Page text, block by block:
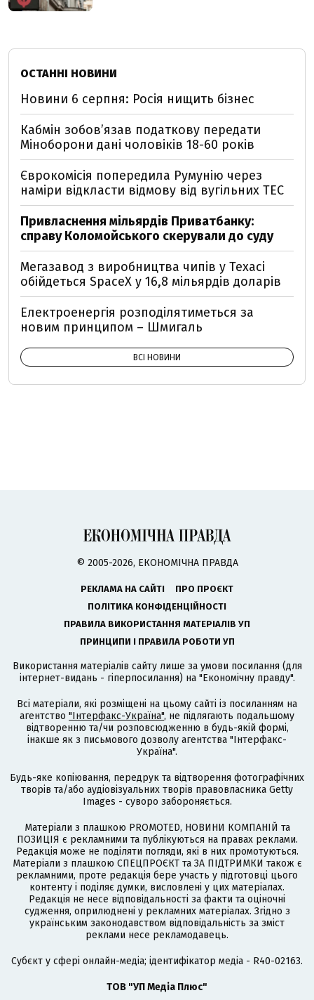
ОСТАННІ НОВИНИ
Новини 6 серпня: Росія нищить бізнес
Кабмін зобовʼязав податкову передати
Міноборони дані чоловіків 18-60 років
Єврокомісія попередила Румунію через
наміри відкласти відмову від вугільних ТЕС
Привласнення мільярдів Приватбанку:
справу Коломойського скерували до суду
Мегазавод з виробництва чипів у Техасі
обійдеться SpaceX у 16,8 мільярдів доларів
Електроенергія розподілятиметься за
новим принципом – Шмигаль
ВСІ НОВИНИ
© 2005-2026, ЕКОНОМІЧНА ПРАВДА
РЕКЛАМА НА САЙТІ
ПРО ПРОЄКТ
ПОЛІТИКА КОНФІДЕНЦІЙНОСТІ
ПРАВИЛА ВИКОРИСТАННЯ МАТЕРІАЛІВ УП
ПРИНЦИПИ І ПРАВИЛА РОБОТИ УП
Використання матеріалів сайту лише за умови посилання (для
інтернет-видань - гіперпосилання) на "Економічну правду".
Всі матеріали, які розміщені на цьому сайті із посиланням на
агентство "Інтерфакс-Україна", не підлягають подальшому
відтворенню та/чи розповсюдженню в будь-якій формі,
інакше як з письмового дозволу агентства "Інтерфакс-
Україна".
Будь-яке копіювання, передрук та відтворення фотографічних
творів та/або аудіовізуальних творів правовласника Getty
Images - суворо забороняється.
Матеріали з плашкою PROMOTED, НОВИНИ КОМПАНІЙ та
ПОЗИЦІЯ є рекламними та публікуються на правах реклами.
Редакція може не поділяти погляди, які в них промотуються.
Матеріали з плашкою СПЕЦПРОЄКТ та ЗА ПІДТРИМКИ також є
рекламними, проте редакція бере участь у підготовці цього
контенту і поділяє думки, висловлені у цих матеріалах.
Редакція не несе відповідальності за факти та оціночні
судження, оприлюднені у рекламних матеріалах. Згідно з
українським законодавством відповідальність за зміст
реклами несе рекламодавець.
Cубєкт у сфері онлайн-медіа; ідентифікатор медіа - R40-02163.
ТОВ "УП Медіа Плюс"